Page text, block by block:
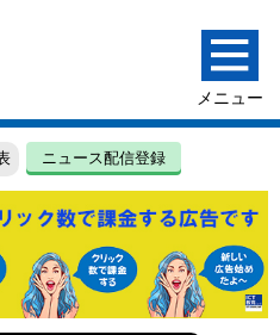
ニュース配信登録